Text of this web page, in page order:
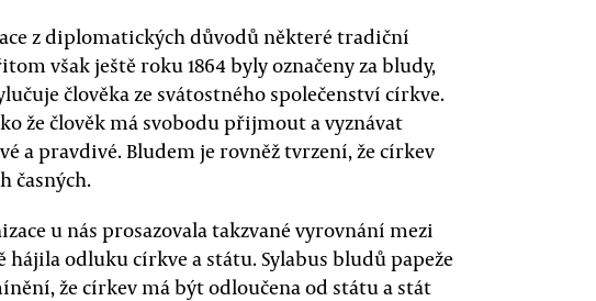
z diplomatických důvodů některé tradiční
však ještě roku 1864 byly označeny za bludy,
člověka ze svátostného společenství církve.
že člověk má svobodu přijmout a vyznávat
a pravdivé. Bludem je rovněž tvrzení, že církev
časných.
u nás prosazovala takzvané vyrovnání mezi
odluku církve a státu. Sylabus bludů papeže
že církev má být odloučena od státu a stát